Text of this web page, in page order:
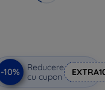
-10%
Reducere
cu cupon